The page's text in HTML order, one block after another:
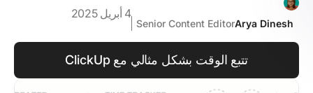
Arya Dinesh
Senior Content Editor
4 أبريل 2025
تتبع الوقت بشكل مثالي مع ClickUp